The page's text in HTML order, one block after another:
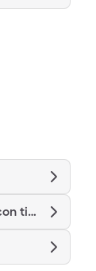
Brimonidina con timolol